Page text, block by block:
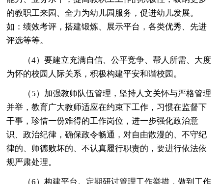
的教职工来园、全力为幼儿园服务，促进幼儿发展。
如：绩效考评，搭建锻炼、展示平台，各类优秀、先进
评选等等。
（4）要建立充满自信、公平竞争、帮人所需、大度
为怀的校园人际关系，积极构建平安和谐校园。
（5）加强教师队伍管理，坚持人文关怀与严格管理
并举，教育广大教师适应在约束下工作，习惯在监督下
干事，珍惜一份难得的工作岗位，进一步强化政治意
识、政治纪律，确保政令畅通，对自由散漫的、不守纪
律的、师德败坏的、不认真履行职责的，要进行依法依
规严肃处理。
（6）构建平台。定期研讨管理工作举措，做到工作